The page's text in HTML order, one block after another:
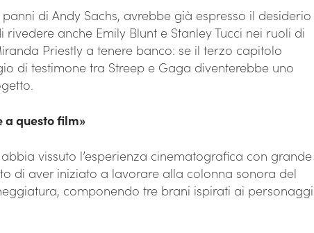
di Andy Sachs, avrebbe già espresso il desiderio
anche Emily Blunt e Stanley Tucci nei ruoli di
Priestly a tenere banco: se il terzo capitolo
di testimone tra Streep e Gaga diventerebbe uno
a questo film»
vissuto l’esperienza cinematografica con grande
di aver iniziato a lavorare alla colonna sonora del
componendo tre brani ispirati ai personaggi